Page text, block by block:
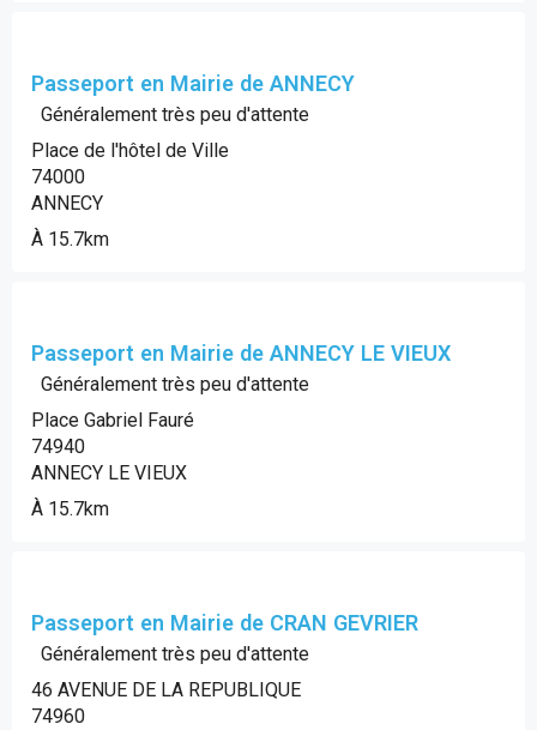
Passeport en Mairie de ANNECY
Généralement très peu d'attente
Place de l'hôtel de Ville
74000
ANNECY
À 15.7km
Passeport en Mairie de ANNECY LE VIEUX
Généralement très peu d'attente
Place Gabriel Fauré
74940
ANNECY LE VIEUX
À 15.7km
Passeport en Mairie de CRAN GEVRIER
Généralement très peu d'attente
46 AVENUE DE LA REPUBLIQUE
74960